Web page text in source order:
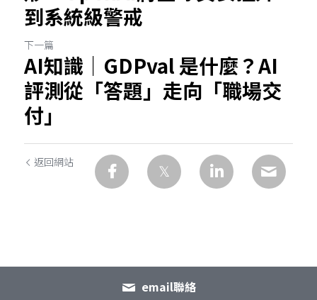
到系統級警戒
下一篇
AI知識｜GDPval 是什麼？AI
評測從「答題」走向「職場交
付」
返回網站
email聯絡